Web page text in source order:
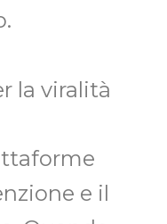
la viralità
e il